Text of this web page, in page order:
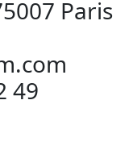
Paris
49